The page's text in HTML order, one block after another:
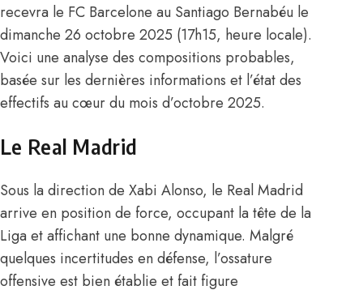
recevra le FC Barcelone au Santiago Bernabéu le
dimanche 26 octobre 2025 (17h15, heure locale).
Voici une analyse des compositions probables,
basée sur les dernières informations et l’état des
effectifs au cœur du mois d’octobre 2025.
Le Real Madrid
Sous la direction de Xabi Alonso, le Real Madrid
arrive en position de force, occupant la tête de la
Liga et affichant une bonne dynamique. Malgré
quelques incertitudes en défense, l’ossature
offensive est bien établie et fait figure